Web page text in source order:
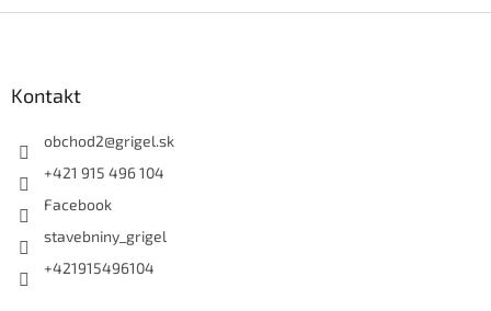
v
Kontakt
obchod2@grigel.sk
+421 915 496 104
Facebook
stavebniny_grigel
+421915496104